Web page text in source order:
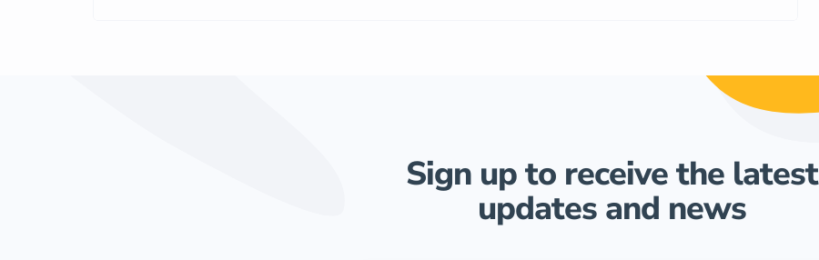
Sign up to receive the latest
updates and news